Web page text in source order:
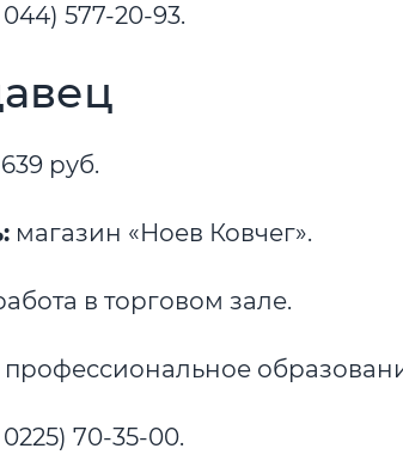
044) 577-20-93.
руб.
магазин «Ноев Ковчег».
в торговом зале.
профессиональное
70-35-00.